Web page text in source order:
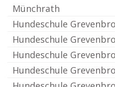
Münchrath
Hundeschule
Hundeschule
Hundeschule
Hundeschule